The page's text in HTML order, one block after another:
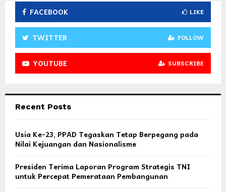
FACEBOOK LIKE
TWITTER FOLLOW
YOUTUBE SUBSCRIBE
Recent Posts
Usia Ke-23, PPAD Tegaskan Tetap Berpegang pada
Nilai Kejuangan dan Nasionalisme
Presiden Terima Laporan Program Strategis TNI
untuk Percepat Pemerataan Pembangunan